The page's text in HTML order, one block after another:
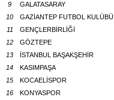
9
GALATASARAY
10
GAZİANTEP FUTBOL KULÜBÜ
11
GENÇLERBİRLİĞİ
12
GÖZTEPE
13
İSTANBUL BAŞAKŞEHİR
14
KASIMPAŞA
15
KOCAELİSPOR
16
KONYASPOR